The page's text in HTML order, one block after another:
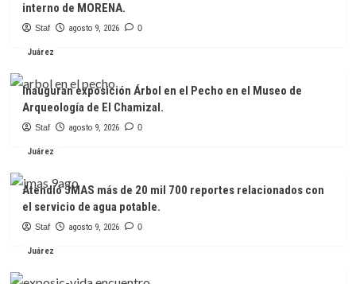
interno de MORENA.
Staf agosto 9, 2026 0
Juárez
Inauguran exposición Árbol en el Pecho en el Museo de
Arqueología de El Chamizal.
Staf agosto 9, 2026 0
Juárez
Atendió JMAS más de 20 mil 700 reportes relacionados con
el servicio de agua potable.
Staf agosto 9, 2026 0
Juárez